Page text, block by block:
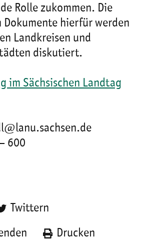
Rolle zukommen. Die
Dokumente hierfür werden
Landkreisen und
diskutiert.
im Sächsischen Landtag
600
Twittern
Drucken